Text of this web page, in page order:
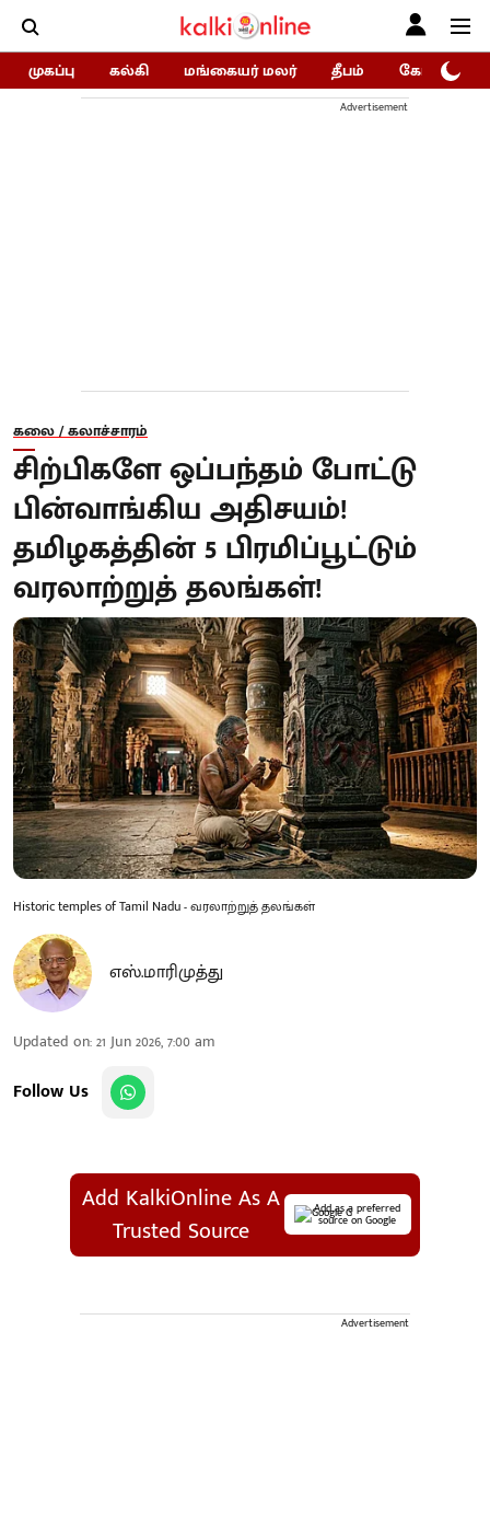
முகப்பு கல்கி மங்கையர் மலர் தீபம் கோகுலம்/
Advertisement
கலை / கலாச்சாரம்
சிற்பிகளே ஒப்பந்தம் போட்டு
பின்வாங்கிய அதிசயம்!
தமிழகத்தின் 5 பிரமிப்பூட்டும்
வரலாற்றுத் தலங்கள்!
Historic temples of Tamil Nadu - வரலாற்றுத் தலங்கள்
எஸ்.மாரிமுத்து
Updated on:21 Jun 2026, 7:00 am
Follow Us
Add KalkiOnline As A
Trusted Source
Add as a preferred
source on Google
Advertisement